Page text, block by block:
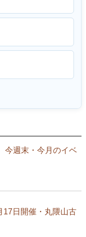
今週末・今月のイベ
17日開催・丸隈山古